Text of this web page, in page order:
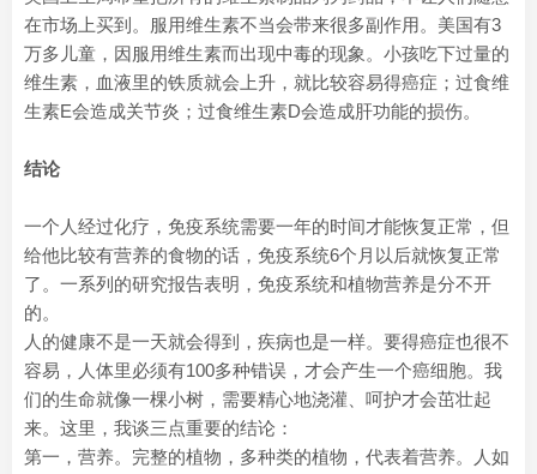
在市场上买到。服用维生素不当会带来很多副作用。美国有3
万多儿童，因服用维生素而出现中毒的现象。小孩吃下过量的
维生素，血液里的铁质就会上升，就比较容易得癌症；过食维
生素E会造成关节炎；过食维生素D会造成肝功能的损伤。
结论
一个人经过化疗，免疫系统需要一年的时间才能恢复正常，但
给他比较有营养的食物的话，免疫系统6个月以后就恢复正常
了。一系列的研究报告表明，免疫系统和植物营养是分不开
的。
人的健康不是一天就会得到，疾病也是一样。要得癌症也很不
容易，人体里必须有100多种错误，才会产生一个癌细胞。我
们的生命就像一棵小树，需要精心地浇灌、呵护才会茁壮起
来。这里，我谈三点重要的结论：
第一，营养。完整的植物，多种类的植物，代表着营养。人如